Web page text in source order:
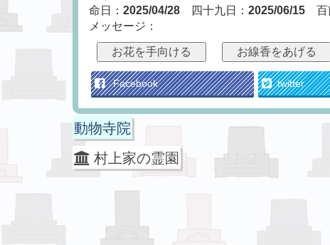
命日： 2025/04/28 四十九日： 2025/06/15 百
メッセージ：
お花を手向ける お線香をあげる
Facebook twitter
動物寺院
村上家の霊園